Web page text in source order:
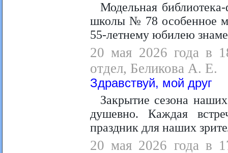
Модельная
школы № 78 особенное
55-летнему юбилею
20 мая 2026 года в
отдел, Беликова А. Е.
Здравствуй, мой друг
Закрытие сезона
душевно. Каждая
праздник для наших
20 мая 2026 года в